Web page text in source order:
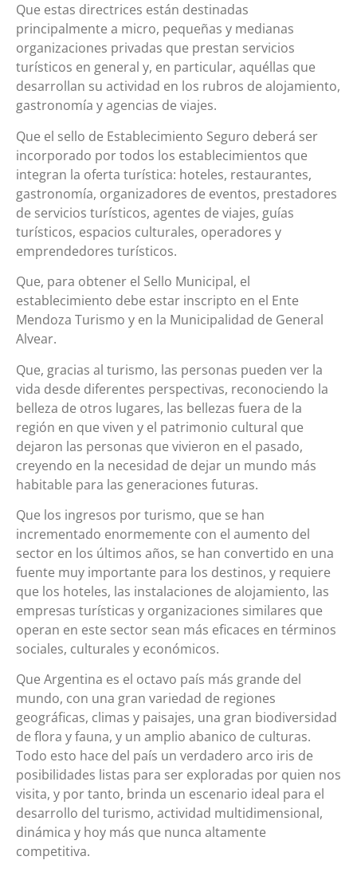
Que estas directrices están destinadas
principalmente a micro, pequeñas y medianas
organizaciones privadas que prestan servicios
turísticos en general y, en particular, aquéllas que
desarrollan su actividad en los rubros de alojamiento,
gastronomía y agencias de viajes.
Que el sello de Establecimiento Seguro deberá ser
incorporado por todos los establecimientos que
integran la oferta turística: hoteles, restaurantes,
gastronomía, organizadores de eventos, prestadores
de servicios turísticos, agentes de viajes, guías
turísticos, espacios culturales, operadores y
emprendedores turísticos.
Que, para obtener el Sello Municipal, el
establecimiento debe estar inscripto en el Ente
Mendoza Turismo y en la Municipalidad de General
Alvear.
Que, gracias al turismo, las personas pueden ver la
vida desde diferentes perspectivas, reconociendo la
belleza de otros lugares, las bellezas fuera de la
región en que viven y el patrimonio cultural que
dejaron las personas que vivieron en el pasado,
creyendo en la necesidad de dejar un mundo más
habitable para las generaciones futuras.
Que los ingresos por turismo, que se han
incrementado enormemente con el aumento del
sector en los últimos años, se han convertido en una
fuente muy importante para los destinos, y requiere
que los hoteles, las instalaciones de alojamiento, las
empresas turísticas y organizaciones similares que
operan en este sector sean más eficaces en términos
sociales, culturales y económicos.
Que Argentina es el octavo país más grande del
mundo, con una gran variedad de regiones
geográficas, climas y paisajes, una gran biodiversidad
de flora y fauna, y un amplio abanico de culturas.
Todo esto hace del país un verdadero arco iris de
posibilidades listas para ser exploradas por quien nos
visita, y por tanto, brinda un escenario ideal para el
desarrollo del turismo, actividad multidimensional,
dinámica y hoy más que nunca altamente
competitiva.